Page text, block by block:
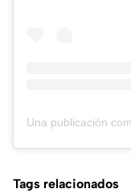
Tags relacionados